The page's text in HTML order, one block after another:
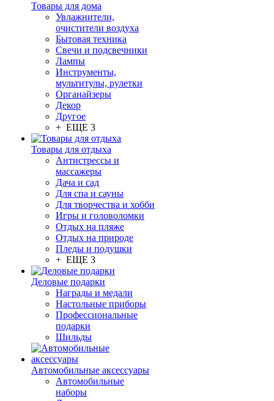
Товары для дома
Увлажнители,
очистители воздуха
Бытовая техника
Свечи и подсвечники
Лампы
Инструменты,
мультитулы, рулетки
Органайзеры
Декор
Другое
+ ЕЩЕ 3
Товары для отдыха
Антистрессы и
массажеры
Дача и сад
Для спа и сауны
Для творчества и хобби
Игры и головоломки
Отдых на пляже
Отдых на природе
Пледы и подушки
+ ЕЩЕ 3
Деловые подарки
Награды и медали
Настольные приборы
Профессиональные
подарки
Шильды
Автомобильные аксессуары
Автомобильные
наборы